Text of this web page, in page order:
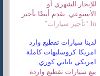
للإيجار الشهري أو
الأسبوعي. نقدم أيضًا تأجير
سيارات جيب في مصر،
القاهرة، وتأجير احدث
الفانات العائلية
In “تأجير سيارات”
لدينا سيارات تقطيع وارد
امريكا‏ كروسليهات كاملة
امريكي ياباني كوري
بيع سيارات تقطيع واردة